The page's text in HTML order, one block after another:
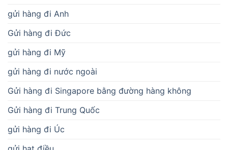
gửi hàng đi Anh
Gửi hàng đi Đức
gửi hàng đi Mỹ
gửi hàng đi nước ngoài
Gửi hàng đi Singapore bằng đường hàng không
Gửi hàng đi Trung Quốc
gửi hàng đi Úc